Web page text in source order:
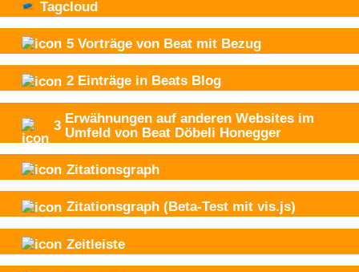
Tagcloud
5 Vorträge von Beat mit Bezug
2 Einträge in Beats Blog
3 Erwähnungen auf anderen Websites im
Umfeld von Beat Döbeli Honegger
Zitationsgraph
Zitationsgraph (Beta-Test mit vis.js)
Zeitleiste